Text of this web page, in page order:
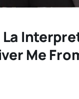
Me